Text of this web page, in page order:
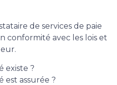
de services de paie
conformité avec les lois et
existe ?
est assurée ?